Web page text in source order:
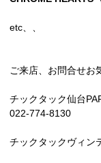
etc、、
ご来店、お問合せお
チックタック仙台
022-774-8130
チックタックヴィン